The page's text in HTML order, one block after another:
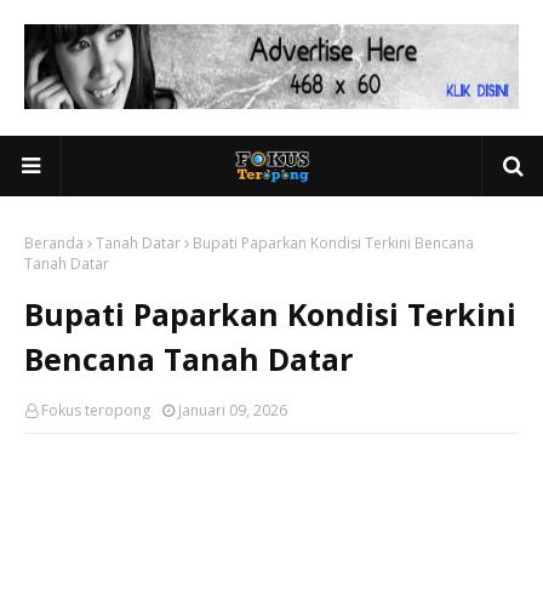
Beranda Tanah Datar
Bupati Paparkan Kondisi Terkini Bencana
Tanah Datar
Bupati Paparkan Kondisi Terkini
Bencana Tanah Datar
Fokus teropong Januari 09, 2026